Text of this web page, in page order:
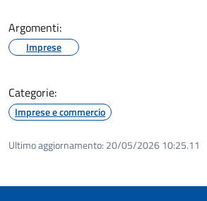
Argomenti:
Imprese
Categorie:
Imprese e commercio
Ultimo aggiornamento: 20/05/2026 10:25.11